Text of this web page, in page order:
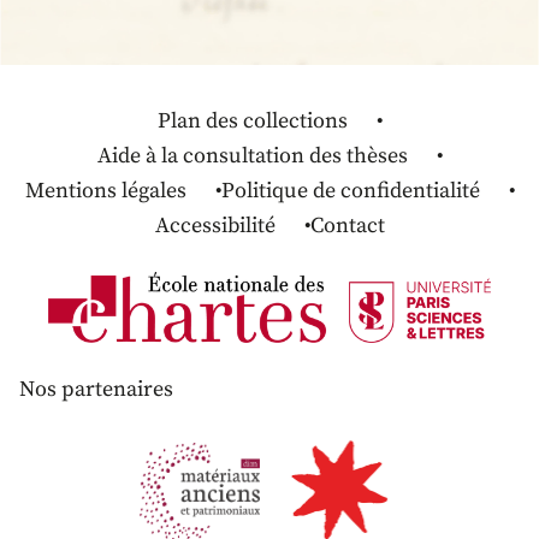
Plan des collections
Aide à la consultation des thèses
Mentions légales
Politique de confidentialité
Accessibilité
Contact
Nos partenaires